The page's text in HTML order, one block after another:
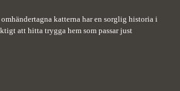
katterna har en sorglig historia i
att hitta trygga hem som passar just